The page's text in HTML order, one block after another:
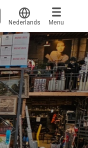
werving en selectie.
Translate
Nederlands Menu